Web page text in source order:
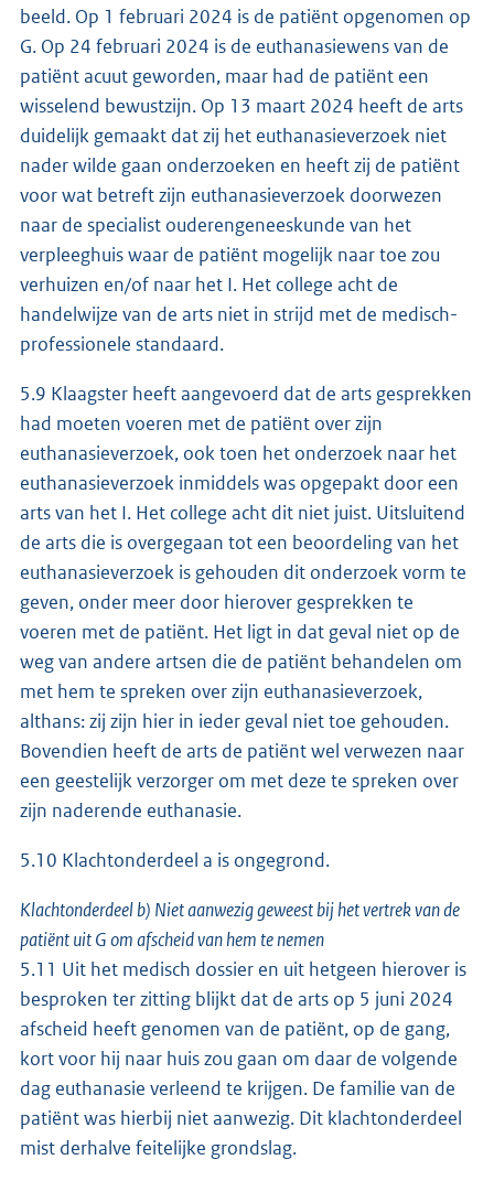
beeld. Op 1 februari 2024 is de patiënt opgenomen op
G. Op 24 februari 2024 is de euthanasiewens van de
patiënt acuut geworden, maar had de patiënt een
wisselend bewustzijn. Op 13 maart 2024 heeft de arts
duidelijk gemaakt dat zij het euthanasieverzoek niet
nader wilde gaan onderzoeken en heeft zij de patiënt
voor wat betreft zijn euthanasieverzoek doorwezen
naar de specialist ouderengeneeskunde van het
verpleeghuis waar de patiënt mogelijk naar toe zou
verhuizen en/of naar het I. Het college acht de
handelwijze van de arts niet in strijd met de medisch-
professionele standaard.
5.9 Klaagster heeft aangevoerd dat de arts gesprekken
had moeten voeren met de patiënt over zijn
euthanasieverzoek, ook toen het onderzoek naar het
euthanasieverzoek inmiddels was opgepakt door een
arts van het I. Het college acht dit niet juist. Uitsluitend
de arts die is overgegaan tot een beoordeling van het
euthanasieverzoek is gehouden dit onderzoek vorm te
geven, onder meer door hierover gesprekken te
voeren met de patiënt. Het ligt in dat geval niet op de
weg van andere artsen die de patiënt behandelen om
met hem te spreken over zijn euthanasieverzoek,
althans: zij zijn hier in ieder geval niet toe gehouden.
Bovendien heeft de arts de patiënt wel verwezen naar
een geestelijk verzorger om met deze te spreken over
zijn naderende euthanasie.
5.10 Klachtonderdeel a is ongegrond.
Klachtonderdeel b) Niet aanwezig geweest bij het vertrek van de
patiënt uit G om afscheid van hem te nemen
5.11 Uit het medisch dossier en uit hetgeen hierover is
besproken ter zitting blijkt dat de arts op 5 juni 2024
afscheid heeft genomen van de patiënt, op de gang,
kort voor hij naar huis zou gaan om daar de volgende
dag euthanasie verleend te krijgen. De familie van de
patiënt was hierbij niet aanwezig. Dit klachtonderdeel
mist derhalve feitelijke grondslag.